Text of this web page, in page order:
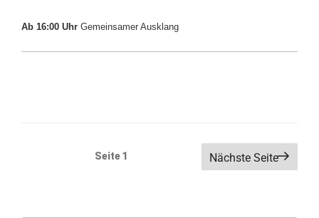
Ab 16:00 Uhr Gemeinsamer Ausklang
Seitennummerierung
Seite1 Nächste Seite